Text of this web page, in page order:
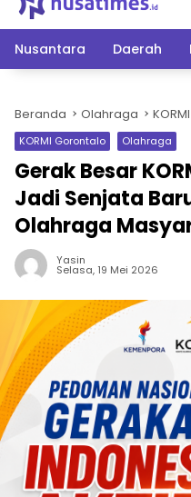
Nusantara Daerah
Beranda Olahraga
KORMI Gorontalo Olahraga
Gerak Besar
Jadi Senjata
Olahraga
Yasin
Selasa, 19 Mei 2026